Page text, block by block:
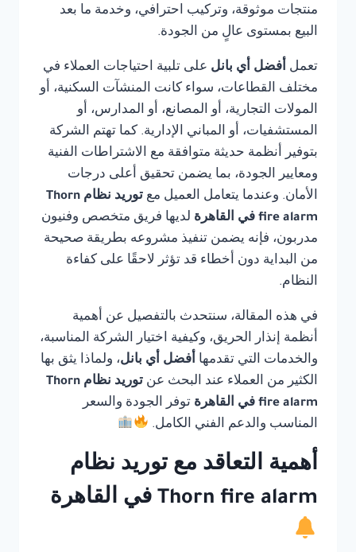
منتجات موثوقة، وتركيب احترافي، وخدمة ما بعد
البيع بمستوى عالٍ من الجودة.
تعمل أفضل أي بانل على تلبية احتياجات العملاء في
مختلف القطاعات، سواء كانت المنشآت السكنية، أو
المولات التجارية، أو المصانع، أو المدارس، أو
المستشفيات، أو المباني الإدارية. كما تهتم الشركة
بتوفير أنظمة حديثة متوافقة مع الاشتراطات الفنية
ومعايير الجودة، بما يضمن تحقيق أعلى درجات
الأمان. وعندما يتعامل العميل مع
توريد نظام Thorn
fire alarm في القاهرة
لديها فريق متخصص وفنيون
مدربون، فإنه يضمن تنفيذ مشروعه بطريقة صحيحة
من البداية دون أخطاء قد تؤثر لاحقًا على كفاءة
النظام.
في هذه المقالة، سنتحدث بالتفصيل عن أهمية
أنظمة إنذار الحريق، وكيفية اختيار الشركة المناسبة،
والخدمات التي تقدمها أفضل أي بانل، ولماذا يثق بها
الكثير من العملاء عند البحث عن
توريد نظام Thorn
fire alarm في القاهرة
توفر الجودة والسعر
المناسب والدعم الفني الكامل.
أهمية التعاقد مع توريد نظام
Thorn fire alarm في القاهرة